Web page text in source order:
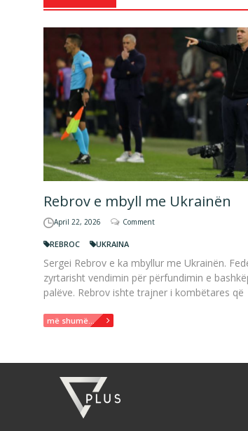
Rebrov e mbyll me Ukrainën
April 22, 2026 Comment
REBROC UKRAINA
Sergei Rebrov e ka mbyllur me Ukrainën.
zyrtarisht vendimin për përfundimin e
palëve. Rebrov ishte trajner i kombëtares që
më shumë...